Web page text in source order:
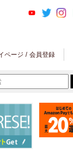
ページ / 会員登録